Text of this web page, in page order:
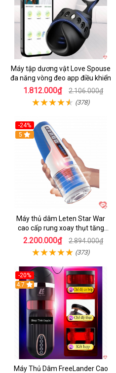
Máy tập dương vật Love Spouse
đa năng vòng đeo app điều khiển
1.812.000₫ 2.106.000₫
(378)
-24%
5
Máy thủ dâm Leten Star War
cao cấp rung xoay thụt tăng
khoái cảm
2.200.000₫ 2.894.000₫
(373)
-20%
4.7
Máy Thủ Dâm FreeLander Cao